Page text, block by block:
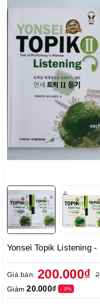
Yonsei Topik Listening
Giá bán: 200.000₫
Giảm20.000₫ - 9%